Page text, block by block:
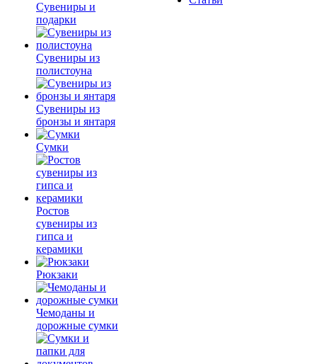
Сувениры и
подарки
Сувениры из
полистоуна
Сувениры из
бронзы и янтаря
Сумки
Ростов
сувениры из
гипса и
керамики
Рюкзаки
Чемоданы и
дорожные сумки